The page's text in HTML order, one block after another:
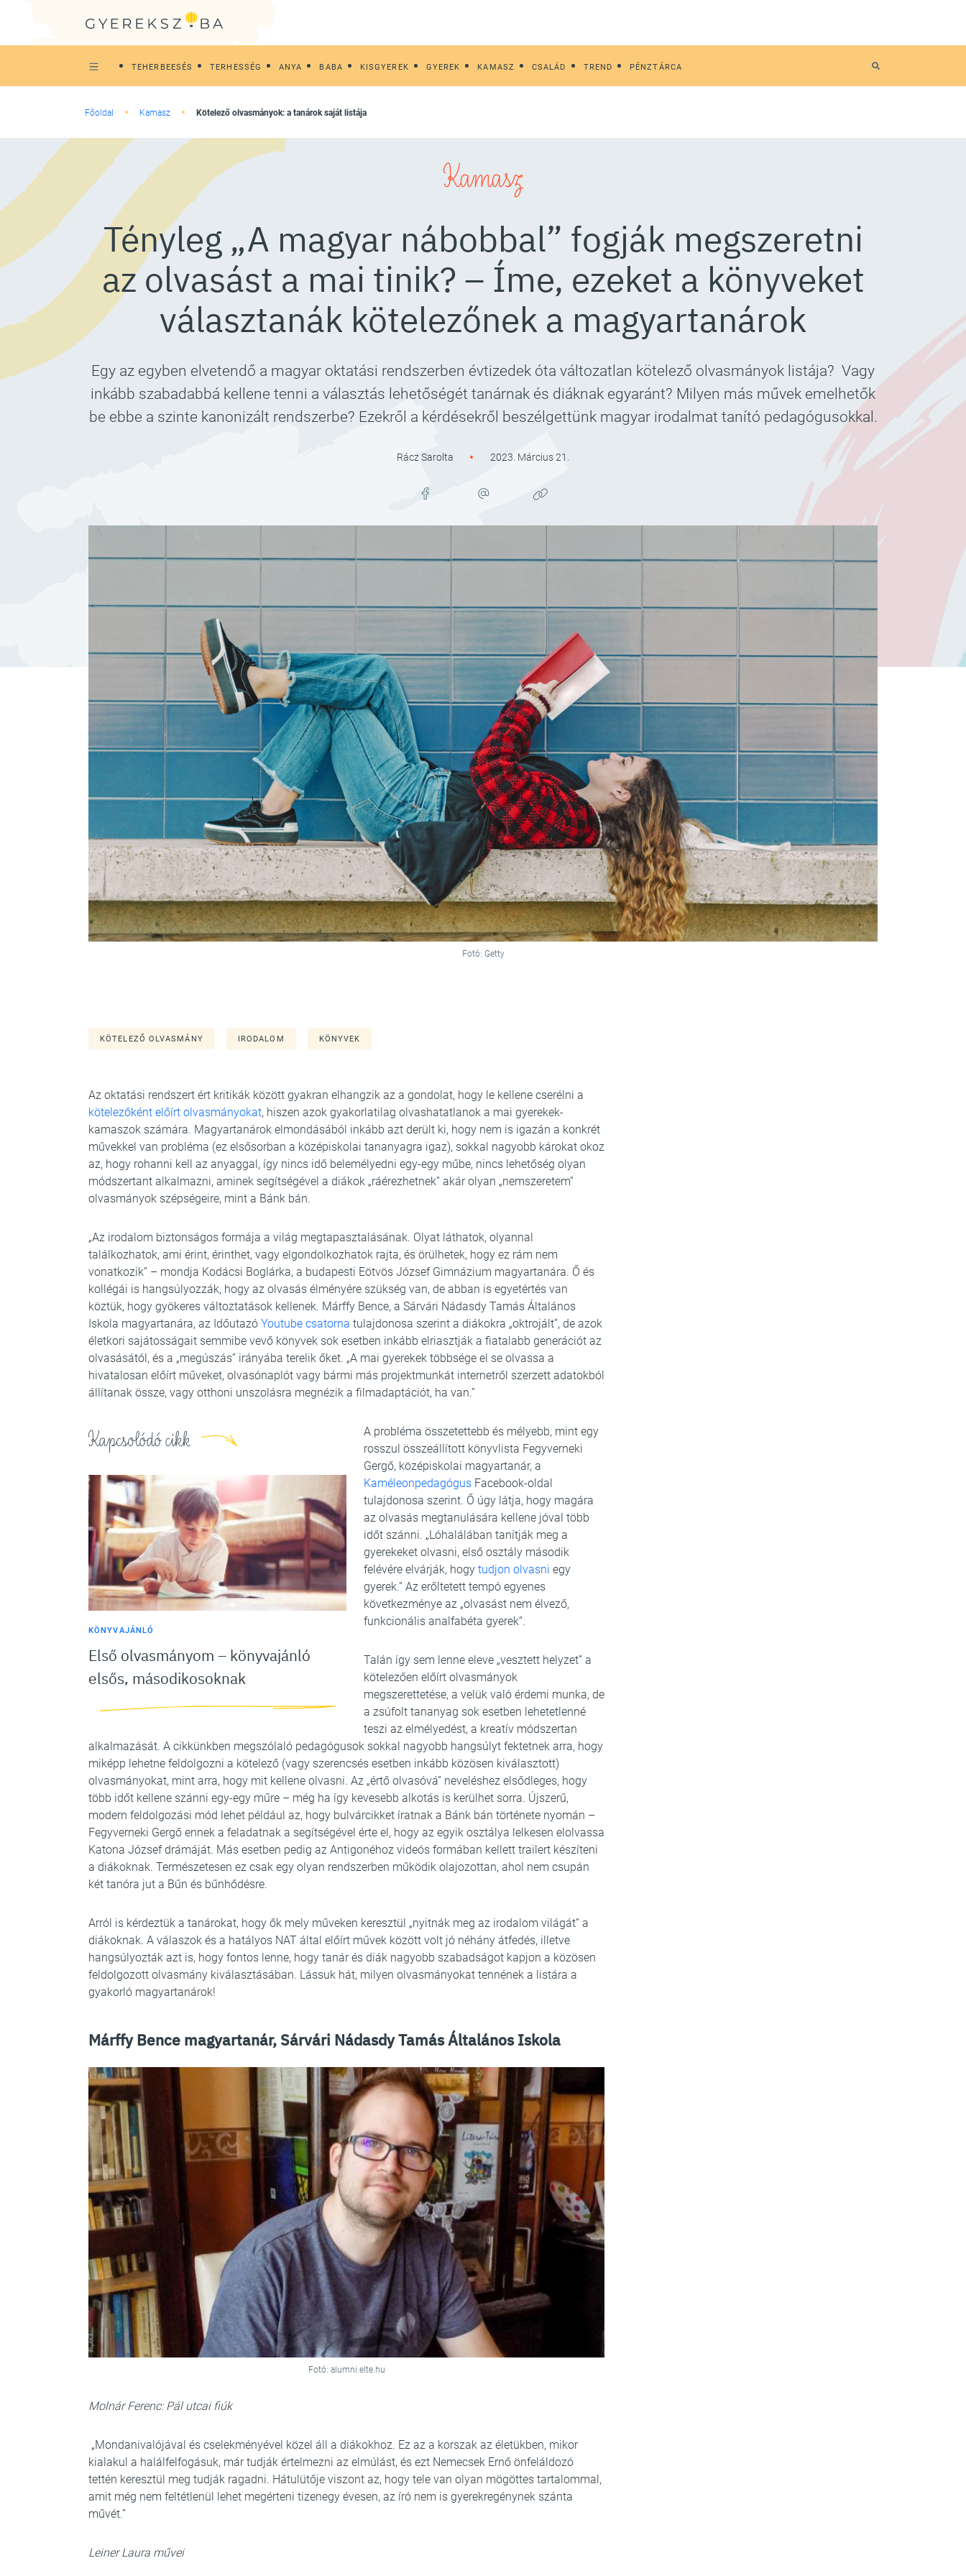
TEHERBEESÉS TERHESSÉG ANYA BABA KISGYEREK GYEREK KAMASZ CSALÁD TREND PÉNZTÁRCA
Főoldal Kamasz Kötelező olvasmányok: a tanárok saját listája
Kamasz
Tényleg „A magyar nábobbal” fogják megszeretni
az olvasást a mai tinik? – Íme, ezeket a könyveket
választanák kötelezőnek a magyartanárok
Egy az egyben elvetendő a magyar oktatási rendszerben évtizedek óta változatlan kötelező olvasmányok listája? Vagy
inkább szabadabbá kellene tenni a választás lehetőségét tanárnak és diáknak egyaránt? Milyen más művek emelhetők
be ebbe a szinte kanonizált rendszerbe? Ezekről a kérdésekről beszélgettünk magyar irodalmat tanító pedagógusokkal.
Rácz Sarolta 2023. Március 21.
Fotó: Getty
KÖTELEZŐ OLVASMÁNY IRODALOM KÖNYVEK
Az oktatási rendszert ért kritikák között gyakran elhangzik az a gondolat, hogy le kellene cserélni a
kötelezőként előírt olvasmányokat, hiszen azok gyakorlatilag olvashatatlanok a mai gyerekek-
kamaszok számára. Magyartanárok elmondásából inkább azt derült ki, hogy nem is igazán a konkrét
művekkel van probléma (ez elsősorban a középiskolai tananyagra igaz), sokkal nagyobb károkat okoz
az, hogy rohanni kell az anyaggal, így nincs idő belemélyedni egy-egy műbe, nincs lehetőség olyan
módszertant alkalmazni, aminek segítségével a diákok „ráérezhetnek” akár olyan „nemszeretem”
olvasmányok szépségeire, mint a Bánk bán.
„Az irodalom biztonságos formája a világ megtapasztalásának. Olyat láthatok, olyannal
találkozhatok, ami érint, érinthet, vagy elgondolkozhatok rajta, és örülhetek, hogy ez rám nem
vonatkozik” – mondja Kodácsi Boglárka, a budapesti Eötvös József Gimnázium magyartanára. Ő és
kollégái is hangsúlyozzák, hogy az olvasás élményére szükség van, de abban is egyetértés van
köztük, hogy gyökeres változtatások kellenek. Márffy Bence, a Sárvári Nádasdy Tamás Általános
Iskola magyartanára, az Időutazó Youtube csatorna tulajdonosa szerint a diákokra „oktrojált”, de azok
életkori sajátosságait semmibe vevő könyvek sok esetben inkább elriasztják a fiatalabb generációt az
olvasásától, és a „megúszás” irányába terelik őket. „A mai gyerekek többsége el se olvassa a
hivatalosan előírt műveket, olvasónaplót vagy bármi más projektmunkát internetről szerzett adatokból
állítanak össze, vagy otthoni unszolásra megnézik a filmadaptációt, ha van.”
Kapcsolódó cikk
KÖNYVAJÁNLÓ
Első olvasmányom – könyvajánló
elsős, másodikosoknak
A probléma összetettebb és mélyebb, mint egy
rosszul összeállított könyvlista Fegyverneki
Gergő, középiskolai magyartanár, a
Kaméleonpedagógus Facebook-oldal
tulajdonosa szerint. Ő úgy látja, hogy magára
az olvasás megtanulására kellene jóval több
időt szánni. „Lóhalálában tanítják meg a
gyerekeket olvasni, első osztály második
felévére elvárják, hogy tudjon olvasni egy
gyerek.” Az erőltetett tempó egyenes
következménye az „olvasást nem élvező,
funkcionális analfabéta gyerek”.
Talán így sem lenne eleve „vesztett helyzet” a
kötelezően előírt olvasmányok
megszerettetése, a velük való érdemi munka, de
a zsúfolt tananyag sok esetben lehetetlenné
teszi az elmélyedést, a kreatív módszertan
alkalmazását. A cikkünkben megszólaló pedagógusok sokkal nagyobb hangsúlyt fektetnek arra, hogy
miképp lehetne feldolgozni a kötelező (vagy szerencsés esetben inkább közösen kiválasztott)
olvasmányokat, mint arra, hogy mit kellene olvasni. Az „értő olvasóvá” neveléshez elsődleges, hogy
több időt kellene szánni egy-egy műre – még ha így kevesebb alkotás is kerülhet sorra. Újszerű,
modern feldolgozási mód lehet például az, hogy bulvárcikket íratnak a Bánk bán története nyomán –
Fegyverneki Gergő ennek a feladatnak a segítségével érte el, hogy az egyik osztálya lelkesen elolvassa
Katona József drámáját. Más esetben pedig az Antigonéhoz videós formában kellett trailert készíteni
a diákoknak. Természetesen ez csak egy olyan rendszerben működik olajozottan, ahol nem csupán
két tanóra jut a Bűn és bűnhődésre.
Arról is kérdeztük a tanárokat, hogy ők mely műveken keresztül „nyitnák meg az irodalom világát” a
diákoknak. A válaszok és a hatályos NAT által előírt művek között volt jó néhány átfedés, illetve
hangsúlyozták azt is, hogy fontos lenne, hogy tanár és diák nagyobb szabadságot kapjon a közösen
feldolgozott olvasmány kiválasztásában. Lássuk hát, milyen olvasmányokat tennének a listára a
gyakorló magyartanárok!
Márffy Bence magyartanár, Sárvári Nádasdy Tamás Általános Iskola
Fotó: alumni.elte.hu
Molnár Ferenc: Pál utcai fiúk
„Mondanivalójával és cselekményével közel áll a diákokhoz. Ez az a korszak az életükben, mikor
kialakul a halálfelfogásuk, már tudják értelmezni az elmúlást, és ezt Nemecsek Ernő önfeláldozó
tettén keresztül meg tudják ragadni. Hátulütője viszont az, hogy tele van olyan mögöttes tartalommal,
amit még nem feltétlenül lehet megérteni tizenegy évesen, az író nem is gyerekregénynek szánta
művét.”
Leiner Laura művei